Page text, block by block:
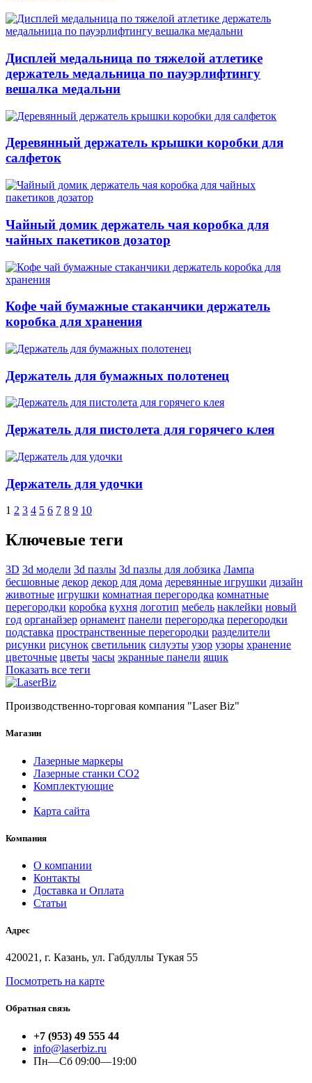
Дисплей медальница по тяжелой атлетике
держатель медальница по пауэрлифтингу
вешалка медальни
Деревянный держатель крышки коробки для
салфеток
Чайный домик держатель чая коробка для
чайных пакетиков дозатор
Кофе чай бумажные стаканчики держатель
коробка для хранения
Держатель для бумажных полотенец
Держатель для пистолета для горячего клея
Держатель для удочки
1 2 3 4 5 6 7 8 9 10
Ключевые теги
3D 3d модели 3d пазлы 3d пазлы для лобзика Лампа
бесшовные декор декор для дома деревянные игрушки дизайн
животные игрушки комнатная перегородка комнатные
перегородки коробка кухня логотип мебель наклейки новый
год органайзер орнамент панели перегородка перегородки
подставка пространственные перегородки разделители
рисунки рисунок светильник силуэты узор узоры хранение
цветочные цветы часы экранные панели ящик
Показать все теги
Производственно-торговая компания "Laser Biz"
Магазин
Лазерные маркеры
Лазерные станки СО2
Комплектующие
Карта сайта
Компания
О компании
Контакты
Доставка и Оплата
Статьи
Адрес
420021, г. Казань, ул. Габдуллы Тукая 55
Посмотреть на карте
Обратная связь
+7 (953) 49 555 44
info@laserbiz.ru
Пн—Сб 09:00—19:00